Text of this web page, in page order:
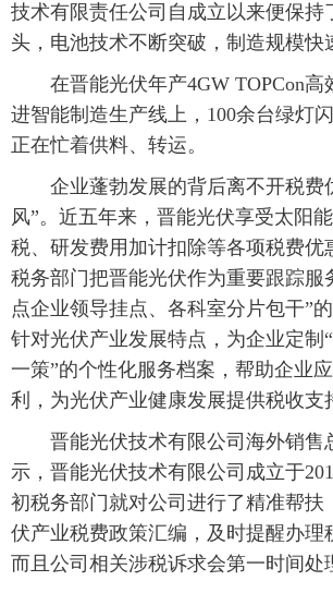
技术有限责任公司自成立以来便保持
头，电池技术不断突破，制造规模快
在晋能光伏年产4GW TOPCon高
进智能制造生产线上，100余台绿灯
正在忙着供料、转运。
企业蓬勃发展的背后离不开税费
风”。近五年来，晋能光伏享受太阳
税、研发费用加计扣除等各项税费优
税务部门把晋能光伏作为重要跟踪服
点企业领导挂点、各科室分片包干”
针对光伏产业发展特点，为企业定制
一策”的个性化服务档案，帮助企业
利，为光伏产业健康发展提供税收支
晋能光伏技术有限公司海外销售
示，晋能光伏技术有限公司成立于
初税务部门就对公司进行了精准帮扶
伏产业税费政策汇编，及时提醒办理
而且公司相关涉税诉求会第一时间处